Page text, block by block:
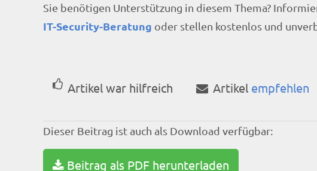
Sie benötigen Unterstützung in diesem Thema?
IT-Security-Beratung oder stellen kostenlos und
Artikel war hilfreich Artikel empfehlen
Dieser Beitrag ist auch als Download verfügbar:
Beitrag als PDF herunterladen